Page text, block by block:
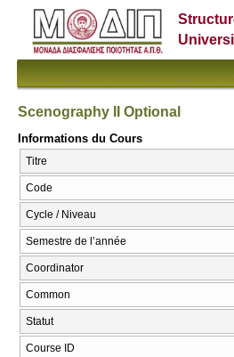
Scenography II Optional
Informations du Cours
Titre
Code
Cycle / Niveau
Semestre de l’année
Coordinator
Common
Statut
Course ID